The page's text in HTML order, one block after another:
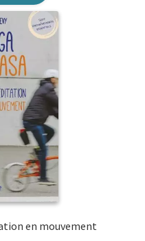
en mouvement